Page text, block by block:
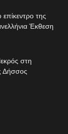
της
Έκθεση
στη
Δήσσος